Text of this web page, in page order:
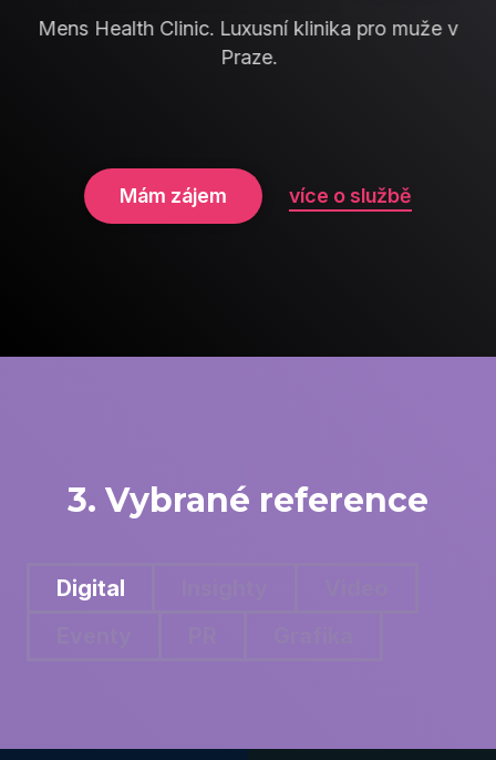
Mens Health Clinic. Luxusní klinika pro muže v
Praze.
Mám zájem více o službě
3. Vybrané reference
Digital